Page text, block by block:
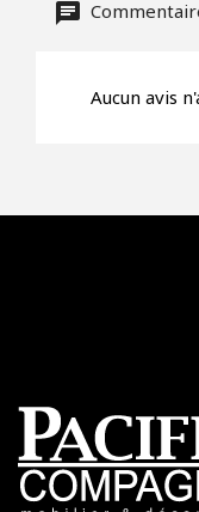
Faire mon offre
Aucun avis